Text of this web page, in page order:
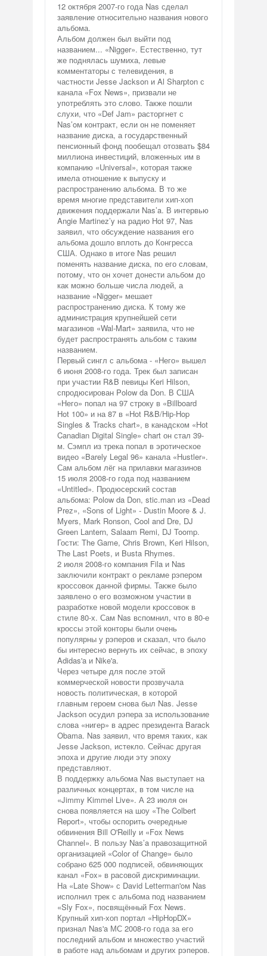
12 октября 2007-го года Nas сделал
заявление относительно названия нового
альбома.
Альбом должен был выйти под
названием... «Nigger». Естественно, тут
же поднялась шумиха, левые
комментаторы с телевидения, в
частности Jesse Jackson и Al Sharpton с
канала «Fox News», призвали не
употреблять это слово. Также пошли
слухи, что «Def Jam» расторгнет с
Nas’oм контракт, если он не поменяет
название диска, а государственный
пенсионный фонд пообещал отозвать $84
миллиона инвестиций, вложенных им в
компанию «Universal», которая также
имела отношение к выпуску и
распространению альбома. В то же
время многие представители хип-хоп
движения поддержали Nas’a. В интервью
Angie Martinez’y на радио Hot 97, Nas
заявил, что обсуждение названия его
альбома дошло вплоть до Конгресса
США. Однако в итоге Nas решил
поменять название диска, по его словам,
потому, что он хочет донести альбом до
как можно больше числа людей, а
название «Nigger» мешает
распространению диска. К тому же
администрация крупнейшей сети
магазинов «Wal-Mart» заявила, что не
будет распространять альбом с таким
названием.
Первый сингл с альбома - «Hего» вышел
6 июня 2008-го года. Трек был записан
при участии R&B певицы Keri Hilson,
спродюсирован Polow da Don. В США
«Него» попал на 97 строку в «Billboard
Hot 100» и на 87 в «Hot R&B/Hip-Hop
Singles & Tracks chart», в канадском «Hot
Canadian Digital Single» chart он стал 39-
м. Сэмпл из трека попал в эротическое
видео «Barely Legal 96» канала «Hustler».
Сам альбом лёг на прилавки магазинов
15 июля 2008-го года под названием
«Untitled». Продюсерский состав
альбома: Polow da Don, stic.man из «Dead
Prez», «Sons of Light» - Dustin Moore & J.
Myers, Mark Ronson, Cool and Dre, DJ
Green Lantern, Salaam Remi, DJ Toomp.
Гости: The Game, Chris Brown, Keri Hilson,
The Last Poets, и Busta Rhymes.
2 июля 2008-го компания Fila и Nas
заключили контракт о рекламе рэпером
кроссовок данной фирмы. Также было
заявлено о его возможном участии в
разработке новой модели кроссовок в
стиле 80-х. Сам Nas вспомнил, что в 80-е
кроссы этой конторы были очень
популярны у рэперов и сказал, что было
бы интересно вернуть их сейчас, в эпоху
Adidas'a и Nike'a.
Через четыре для после этой
коммерческой новости прозвучала
новость политическая, в которой
главным героем снова был Nas. Jesse
Jackson осудил рэпера за использование
слова «нигер» в адрес президента Barack
Obama. Nas заявил, что время таких, как
Jesse Jackson, истекло. Сейчас другая
эпоха и другие люди эту эпоху
представляют.
В поддержку альбома Nas выступает на
различных концертах, в том числе на
«Jimmy Kimmel Live». А 23 июля он
снова появляется на шоу «The Colbert
Report», чтобы оспорить очередные
обвинения Bill O'Reilly и «Fox News
Channel». В пользу Nas’a правозащитной
организацией «Color of Change» было
собрано 625 000 подписей, обвиняющих
канал «Fox» в расовой дискриминации.
На «Late Show» с David Letterman'oм Nas
исполнил трек с альбома под названием
«Sly Fox», посвящённый Fox News.
Крупный хип-хоп портал «HipHopDX»
признал Nas'a МС 2008-го года за его
последний альбом и множество участий
в работе над альбомам и других рэперов.